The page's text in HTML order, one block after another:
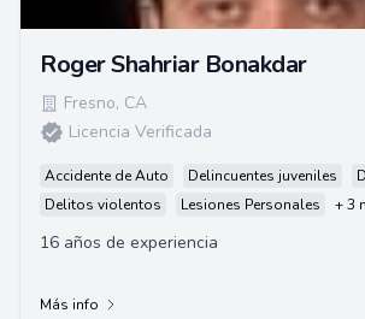
Roger Shahriar Bonakdar
Fresno, CA
Licencia Verificada
Accidente de Auto Delincuentes juveniles
Delitos violentos
Lesiones Personales + 3
16 años de experiencia
Más info